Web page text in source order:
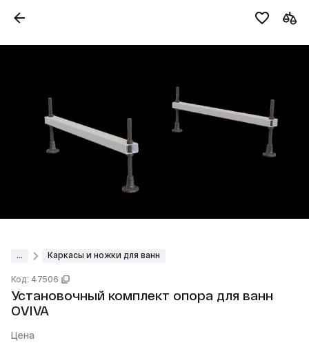
Каркасы и ножки для ванн
Код: 47506
Установочный комплект опора для ванн
OVIVA
Цена